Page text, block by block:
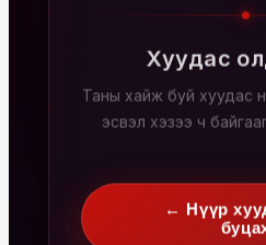
Хуудас
Таны хайж буй хуудас
эсвэл хэзээ ч
← Нүүр